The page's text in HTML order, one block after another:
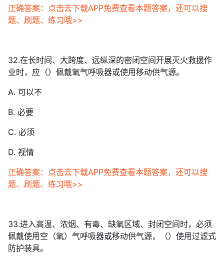
正确答案：点击去下载APP免费查看本题答案，还可以搜
题、刷题、练习哦>>
32.在长时间、大跨度、远纵深的密闭空间开展灭火救援作
业时，应（）佩戴氧气呼吸器或使用移动供气源。
A. 可以不
B. 必要
C. 必须
D. 视情
正确答案：点击去下载APP免费查看本题答案，还可以搜
题、刷题、练习哦>>
33.进入高温、浓烟、有毒、缺氧区域、封闭空间时，必须
佩戴使用空（氧）气呼吸器或移动供气源，（）使用过滤式
防护装具。